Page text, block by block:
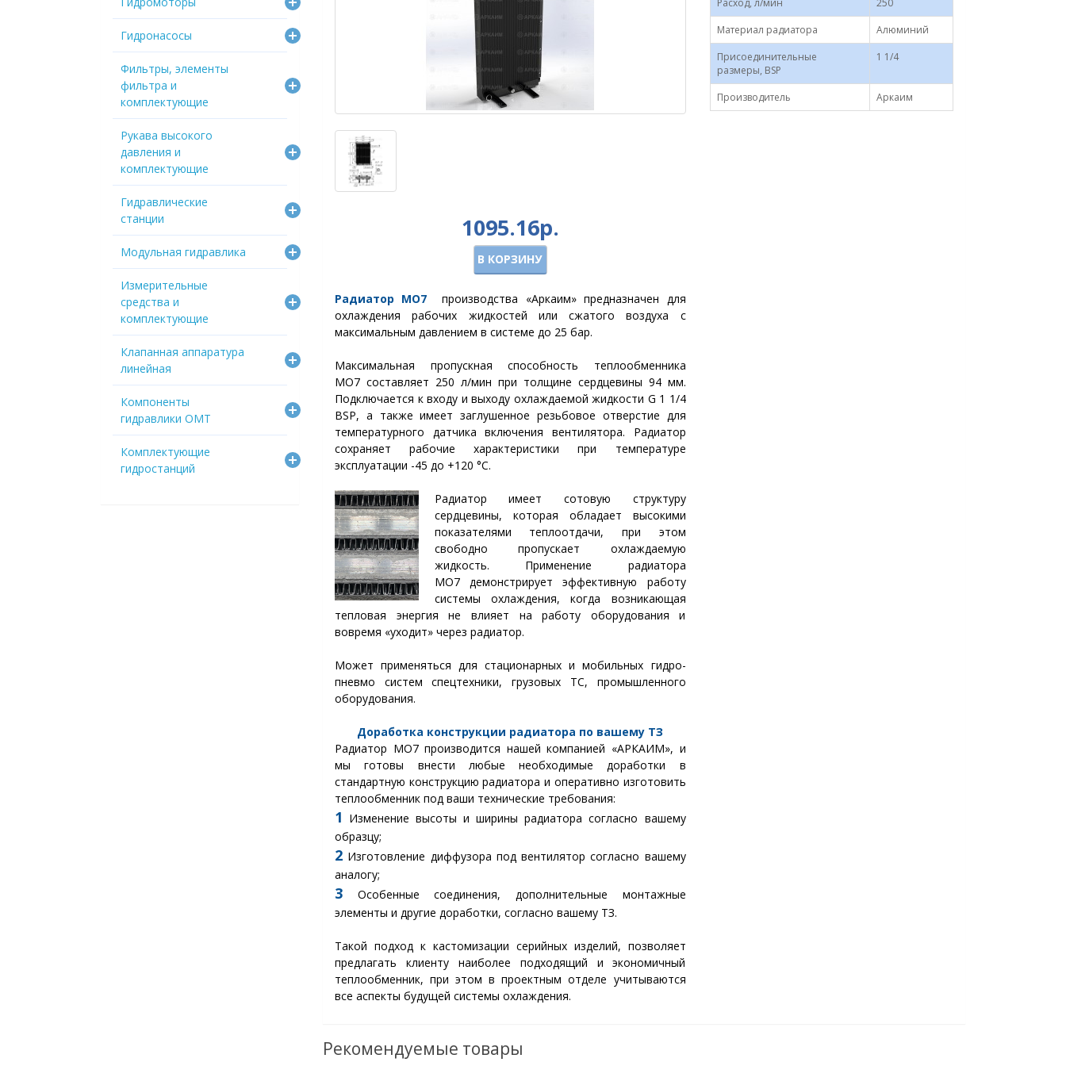
Гидронасосы
Фильтры, элементы
фильтра и
комплектующие
Рукава высокого
давления и
комплектующие
Гидравлические
станции
Модульная гидравлика
Измерительные
средства и
комплектующие
Клапанная аппаратура
линейная
Компоненты
гидравлики OMT
Комплектующие
гидростанций
1095.16р.
В КОРЗИНУ
Радиатор МО7 производства «Аркаим»предназначен для
охлаждения рабочих жидкостей или сжатого воздуха с
максимальным давлением в системе до 25 бар.
Максимальная пропускная способность теплообменника
МО7 составляет 250 л/мин при толщине сердцевины 94 мм.
Подключается к входу и выходу охлаждаемой жидкости G 1 1/4
BSP, а также имеет заглушенное резьбовое отверстие для
температурного датчика включения вентилятора. Радиатор
сохраняет рабочие характеристики при температуре
эксплуатации -45 до +120 °С.
Радиатор имеет сотовую структуру
сердцевины, которая обладает высокими
показателями теплоотдачи, при этом
свободно пропускает охлаждаемую
жидкость. Применение радиатора
МО7 демонстрирует эффективную работу
системы охлаждения, когда возникающая
тепловая энергия не влияет на работу оборудования и
вовремя «уходит» через радиатор.
Может применяться для стационарных и мобильных гидро-
пневмо систем спецтехники, грузовых ТС, промышленного
оборудования.
Доработка конструкции радиатора по вашему ТЗ
Радиатор МО7 производится нашей компанией «АРКАИМ», и
мы готовы внести любые необходимые доработки в
стандартную конструкцию радиатора и оперативно изготовить
теплообменник под ваши технические требования:
1 Изменение высоты и ширины радиатора согласно вашему
образцу;
2 Изготовление диффузора под вентилятор согласно вашему
аналогу;
3 Особенные соединения, дополнительные монтажные
элементы и другие доработки, согласно вашему ТЗ.
Такой подход к кастомизации серийных изделий, позволяет
предлагать клиенту наиболее подходящий и экономичный
теплообменник, при этом в проектным отделе учитываются
все аспекты будущей системы охлаждения.
Расход, л/мин
250
Материал радиатора
Алюминий
Присоединительные
размеры, BSP
1 1/4
Производитель Аркаим
Рекомендуемые товары